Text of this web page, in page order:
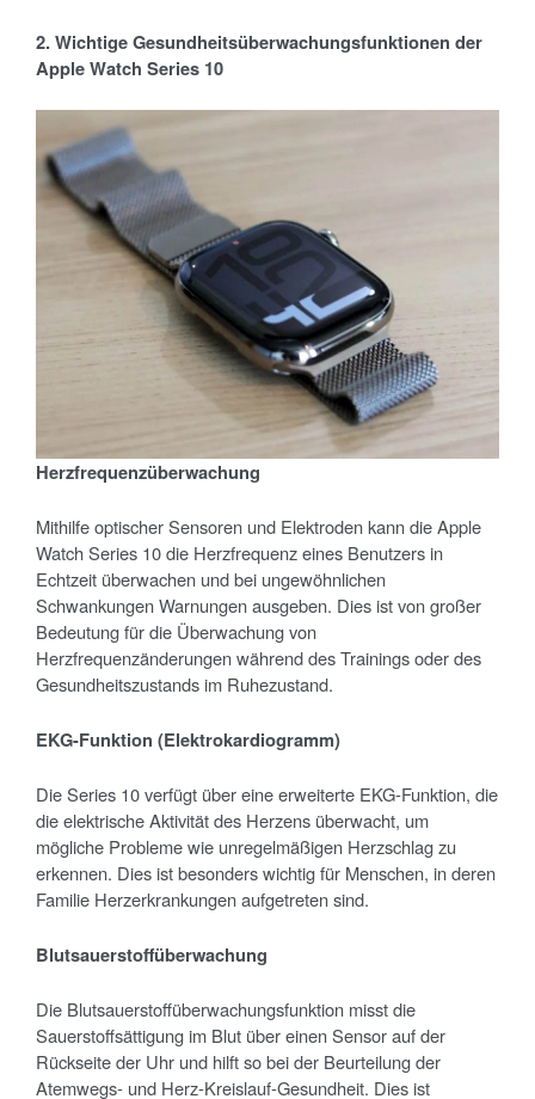
2. Wichtige Gesundheitsüberwachungsfunktionen der
Apple Watch Series 10
Herzfrequenzüberwachung
Mithilfe optischer Sensoren und Elektroden kann die Apple
Watch Series 10 die Herzfrequenz eines Benutzers in
Echtzeit überwachen und bei ungewöhnlichen
Schwankungen Warnungen ausgeben. Dies ist von großer
Bedeutung für die Überwachung von
Herzfrequenzänderungen während des Trainings oder des
Gesundheitszustands im Ruhezustand.
EKG-Funktion (Elektrokardiogramm)
Die Series 10 verfügt über eine erweiterte EKG-Funktion, die
die elektrische Aktivität des Herzens überwacht, um
mögliche Probleme wie unregelmäßigen Herzschlag zu
erkennen. Dies ist besonders wichtig für Menschen, in deren
Familie Herzerkrankungen aufgetreten sind.
Blutsauerstoffüberwachung
Die Blutsauerstoffüberwachungsfunktion misst die
Sauerstoffsättigung im Blut über einen Sensor auf der
Rückseite der Uhr und hilft so bei der Beurteilung der
Atemwegs- und Herz-Kreislauf-Gesundheit. Dies ist